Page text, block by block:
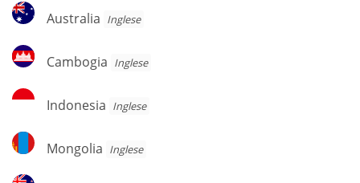
Australia
Australia Inglese
Cambogia
Cambogia Inglese
Indonesia
Indonesia Inglese
Mongolia
Mongolia Inglese